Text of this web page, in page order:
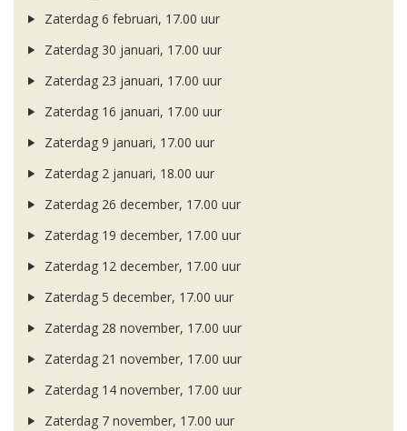
Zaterdag 6 februari, 17.00 uur
Zaterdag 30 januari, 17.00 uur
Zaterdag 23 januari, 17.00 uur
Zaterdag 16 januari, 17.00 uur
Zaterdag 9 januari, 17.00 uur
Zaterdag 2 januari, 18.00 uur
Zaterdag 26 december, 17.00 uur
Zaterdag 19 december, 17.00 uur
Zaterdag 12 december, 17.00 uur
Zaterdag 5 december, 17.00 uur
Zaterdag 28 november, 17.00 uur
Zaterdag 21 november, 17.00 uur
Zaterdag 14 november, 17.00 uur
Zaterdag 7 november, 17.00 uur